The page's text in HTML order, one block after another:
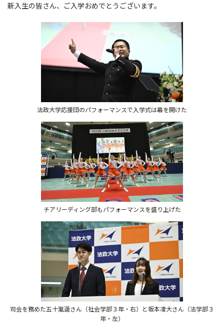
新入生の皆さん、ご入学おめでとうございます。
法政大学応援団のパフォーマンスで入学式は幕を開けた
チアリーディング部もパフォーマンスを盛り上げた
司会を務めた五十嵐遥さん（社会学部３年・右）と坂本凌大さん（法学部３
年・左）